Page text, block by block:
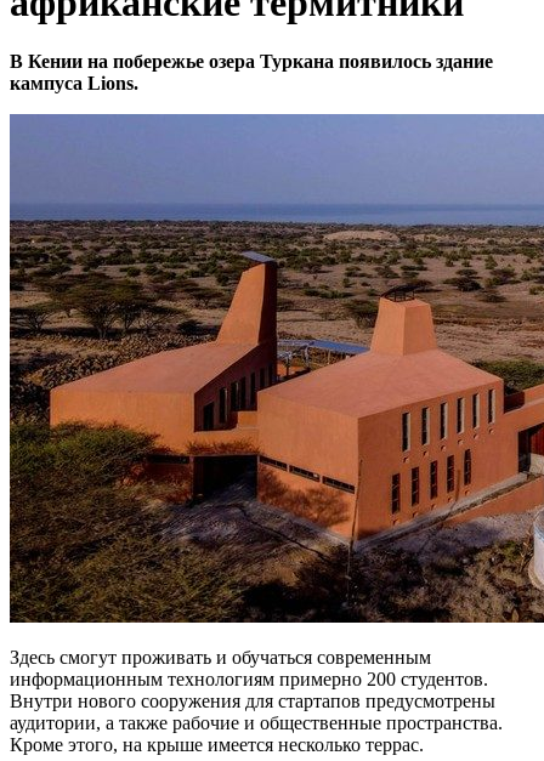
В Кении на побережье озера Туркана появилось здание
кампуса Lions.
Здесь смогут проживать и обучаться современным
информационным технологиям примерно 200 студентов.
Внутри нового сооружения для стартапов предусмотрены
аудитории, а также рабочие и общественные пространства.
Кроме этого, на крыше имеется несколько террас.